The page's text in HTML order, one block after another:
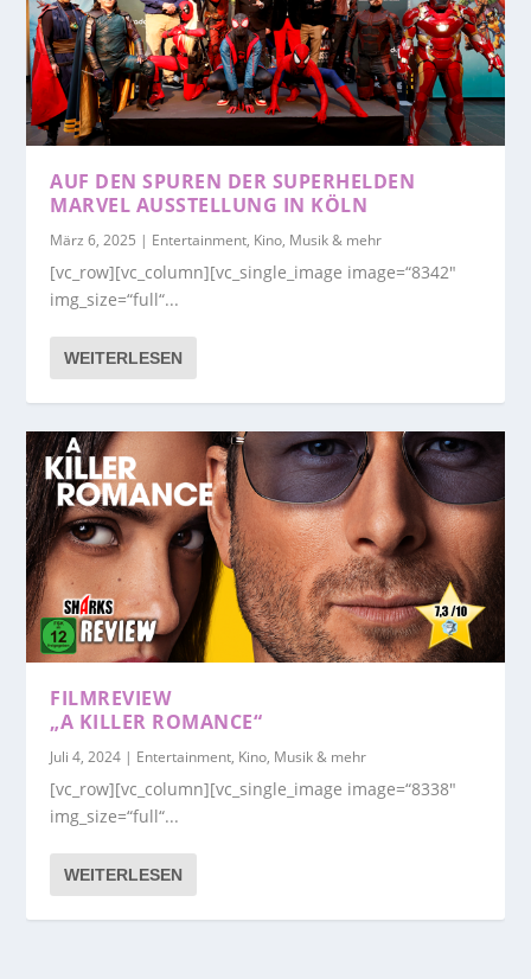
AUF DEN SPUREN DER SUPERHELDEN
MARVEL AUSSTELLUNG IN KÖLN
März 6, 2025 | Entertainment, Kino, Musik & mehr
[vc_row][vc_column][vc_single_image image=“8342″
img_size=“full“...
WEITERLESEN
FILMREVIEW
„A KILLER ROMANCE“
Juli 4, 2024 | Entertainment, Kino, Musik & mehr
[vc_row][vc_column][vc_single_image image=“8338″
img_size=“full“...
WEITERLESEN